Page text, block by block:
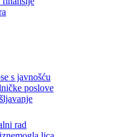
pitanja
s javnošću
poslove